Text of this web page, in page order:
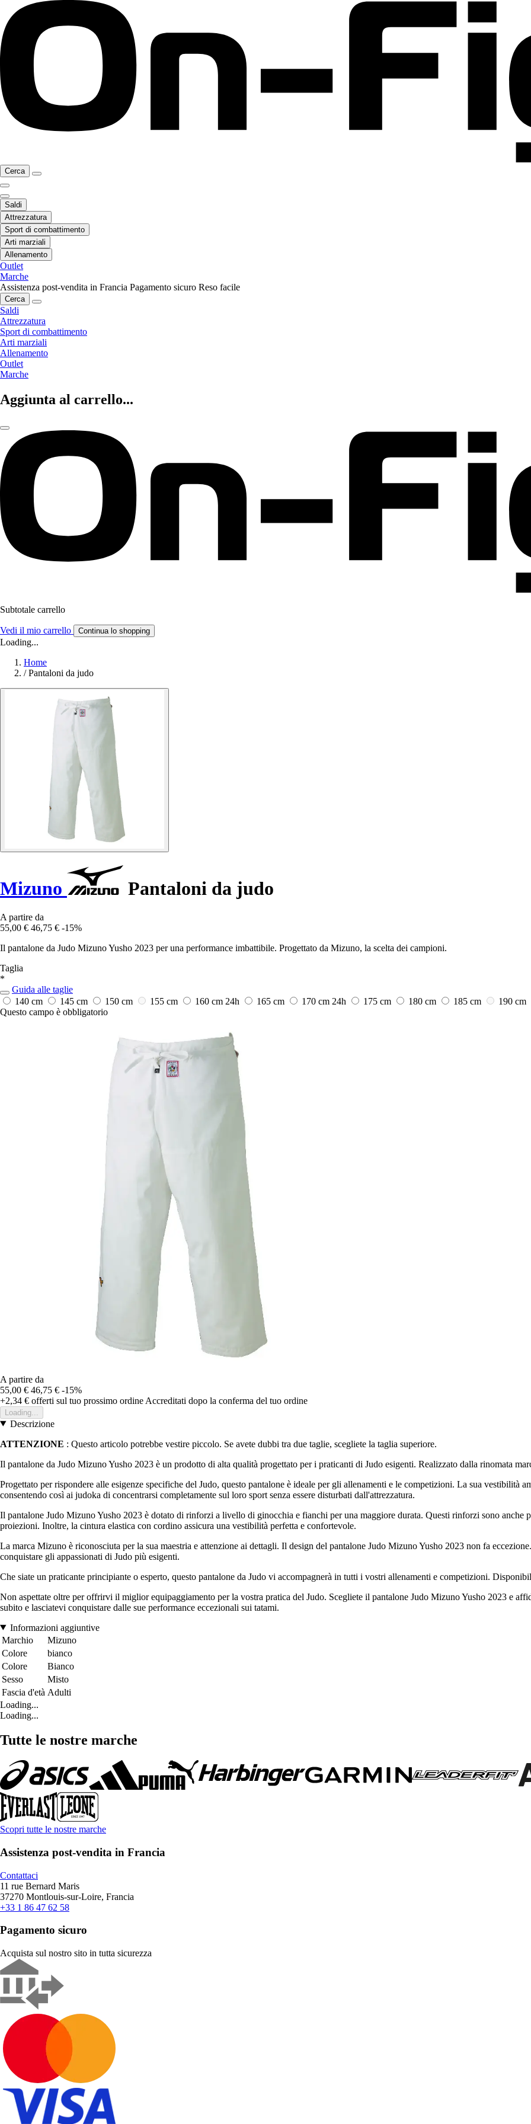
Cerca
Saldi
Attrezzatura
Sport di combattimento
Arti marziali
Allenamento
Outlet
Marche
Assistenza post-vendita in Francia Pagamento sicuro Reso facile
Cerca
Saldi
Attrezzatura
Sport di combattimento
Arti marziali
Allenamento
Outlet
Marche
Aggiunta al carrello...
Subtotale carrello
Vedi il mio carrello Continua lo shopping
Loading...
Home
/ Pantaloni da judo
Mizuno Pantaloni da judo
A partire da
55,00 € 46,75 € -15%
Il pantalone da Judo Mizuno Yusho 2023 per una performance imbattibile. Progettato da Mizuno, la scelta dei campioni.
Taglia
*
Guida alle taglie
140 cm
145 cm 150 cm 155 cm 160 cm 24h 165 cm 170 cm 24h 175 cm 180 cm 185 cm 190 cm
Questo campo è obbligatorio
A partire da
55,00 € 46,75 € -15%
+2,34 € offerti sul tuo prossimo ordine Accreditati dopo la conferma del tuo ordine
Loading...
Descrizione
ATTENZIONE : Questo articolo potrebbe vestire piccolo. Se avete dubbi tra due taglie, scegliete la taglia superiore.
Il pantalone da Judo Mizuno Yusho 2023 è un prodotto di alta qualità progettato per i praticanti di Judo esigenti. Realizzato dalla rinomata
Progettato per rispondere alle esigenze specifiche del Judo, questo pantalone è ideale per gli allenamenti e le competizioni. La sua vestibilità
consentendo così ai judoka di concentrarsi completamente sul loro sport senza essere disturbati dall'attrezzatura.
Il pantalone Judo Mizuno Yusho 2023 è dotato di rinforzi a livello di ginocchia e fianchi per una maggiore durata. Questi rinforzi sono anche
proiezioni. Inoltre, la cintura elastica con cordino assicura una vestibilità perfetta e confortevole.
La marca Mizuno è riconosciuta per la sua maestria e attenzione ai dettagli. Il design del pantalone Judo Mizuno Yusho 2023 non fa
conquistare gli appassionati di Judo più esigenti.
Che siate un praticante principiante o esperto, questo pantalone da Judo vi accompagnerà in tutti i vostri allenamenti e competizioni.
Non aspettate oltre per offrirvi il miglior equipaggiamento per la vostra pratica del Judo. Scegliete il pantalone Judo Mizuno Yusho 2023 e
subito e lasciatevi conquistare dalle sue performance eccezionali sui tatami.
Informazioni aggiuntive
Marchio
Mizuno
Colore
bianco
Colore
Bianco
Sesso
Misto
Fascia d'età Adulti
Loading...
Loading...
Tutte le nostre marche
Scopri tutte le nostre marche
Assistenza post-vendita in Francia
Contattaci
11 rue Bernard Maris
37270 Montlouis-sur-Loire, Francia
+33 1 86 47 62 58
Pagamento sicuro
Acquista sul nostro sito in tutta sicurezza